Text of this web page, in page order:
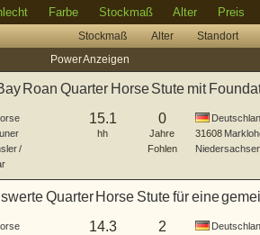
Farbe Stockmaß Alter Preis
Stockmaß Alter Standort
Power Anzeigen
Roan Quarter Horse Stute mit
/
15.1
hh
0
Jahre
Fohlen
31608
Quarter Horse Stute für eine
14.3 2